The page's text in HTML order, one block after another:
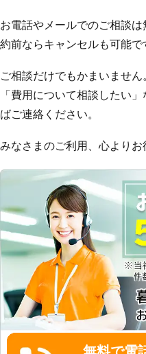
お電話やメールでのご相談
約前ならキャンセルも可能で
ご相談だけでもかまいません
「費用について相談したい
ばご連絡ください。
みなさまのご利用、心よりお